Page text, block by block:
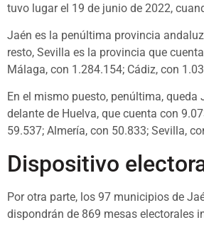
tuvo lugar el 19 de junio de 2022,
Jaén es la penúltima provincia
resto, Sevilla es la provincia que
Málaga, con 1.284.154; Cádiz, con
En el mismo puesto, penúltima,
delante de Huelva, que cuenta con
59.537; Almería, con 50.833; Sevilla,
Dispositivo
Por otra parte, los 97 municipios de
dispondrán de 869 mesas electorales